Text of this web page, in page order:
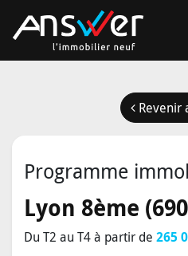
Revenir
Programme
Lyon 8ème
Du T2 au T4 à partir de 265